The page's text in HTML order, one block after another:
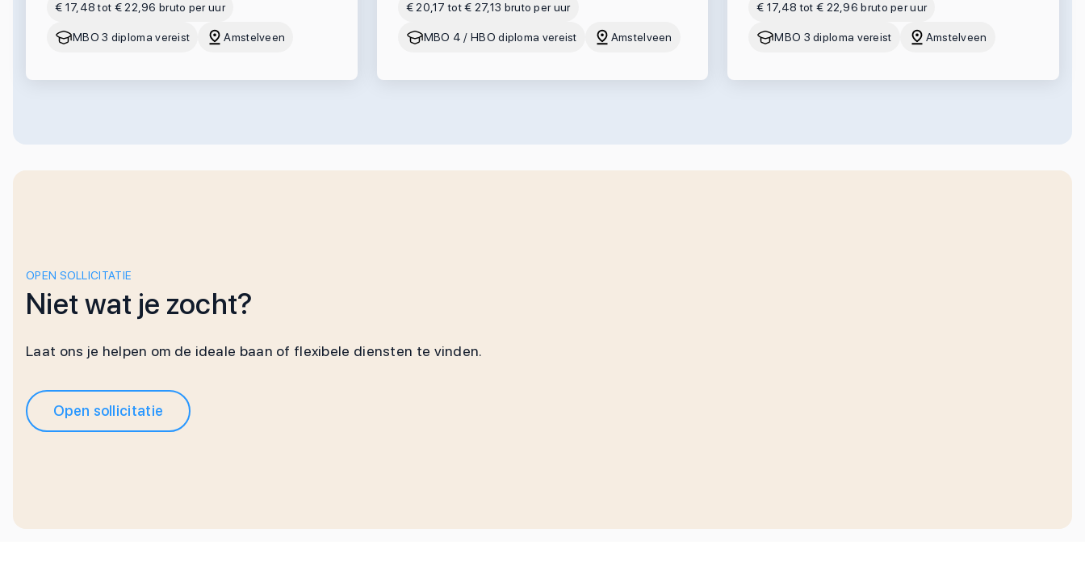
€ 17,48 tot € 22,96 bruto per uur
MBO 3 diploma vereist Amstelveen
€ 20,17 tot € 27,13 bruto per uur
MBO 4 / HBO diploma vereist Amstelveen
€ 17,48 tot € 22,96 bruto per uur
MBO 3 diploma vereist Amstelveen
OPEN SOLLICITATIE
Niet wat je zocht?
Laat ons je helpen om de ideale baan of flexibele diensten te vinden.
Open sollicitatie